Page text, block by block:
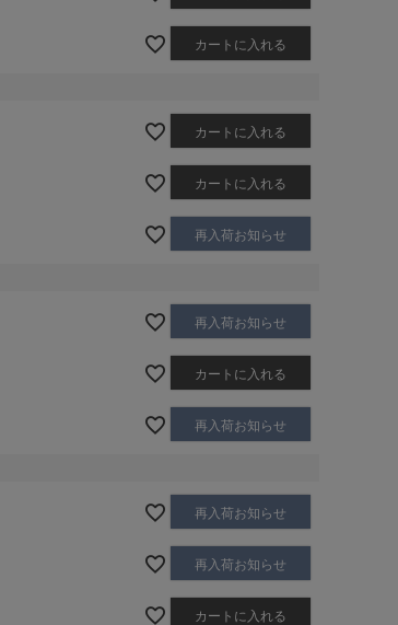
カートに入れる
カートに入れる
カートに入れる
再入荷お知らせ
再入荷お知らせ
カートに入れる
再入荷お知らせ
再入荷お知らせ
再入荷お知らせ
カートに入れる